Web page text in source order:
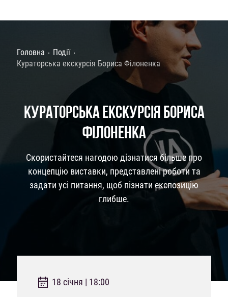
Головна
Події
Кураторська екскурсія Бориса Філоненка
КУРАТОРСЬКА ЕКСКУРСІЯ БОРИСА
ФІЛОНЕНКА
Скористайтеся нагодою дізнатися більше про
концепцію виставки, представлені роботи та
задати усі питання, щоб пізнати експозицію
глибше.
18 січня | 18:00